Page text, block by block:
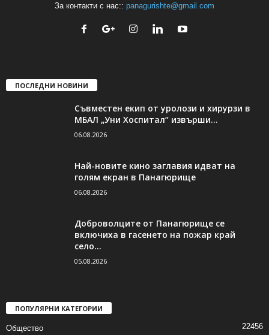
За контакти с нас:: panagurishte@gmail.com
ПОСЛЕДНИ НОВИНИ
Съвместен екип от уролози и хирурзи в
МБАЛ „Уни Хоспитал“ извърши...
06.08.2026
Най-новите кино заглавия идват на
голям екран в Панагюрище
06.08.2026
Доброволците от Панагюрище се
включиха в гасенето на пожар край
село...
05.08.2026
ПОПУЛЯРНИ КАТЕГОРИИ
Общество 22456